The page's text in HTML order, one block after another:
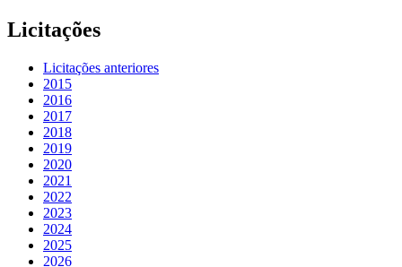
Licitações
Licitações anteriores
2015
2016
2017
2018
2019
2020
2021
2022
2023
2024
2025
2026